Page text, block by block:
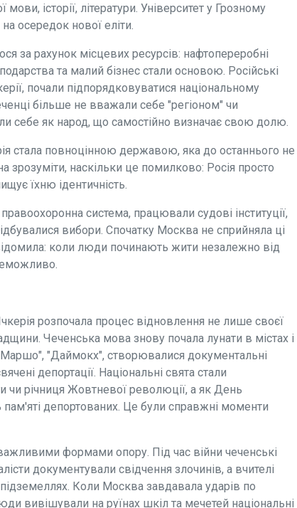
історії, літератури. Університет у Грозному
осередок нової еліти.
за рахунок місцевих ресурсів: нафтопереробні
та малий бізнес стали основою. Російські
почали підпорядковуватися національному
більше не вважали себе "регіоном" чи
себе як народ, що самостійно визначає свою долю.
стала повноцінною державою, яка до останнього не
зрозуміти, наскільки це помилково: Росія просто
їхню ідентичність.
система, працювали судові інституції,
вибори. Спочатку Москва не сприйняла ці
коли люди починають жити незалежно від
розпочала процес відновлення не лише своєї
Чеченська мова знову почала лунати в містах і
"Маршо", "Даймокх", створювалися документальні
депортації. Національні свята стали
чи річниця Жовтневої революції, а як День
пам'яті депортованих. Це були справжні моменти
формами опору. Під час війни чеченські
документували свідчення злочинів, а вчителі
Коли Москва завдавала ударів по
вивішували на руїнах шкіл та мечетей національні